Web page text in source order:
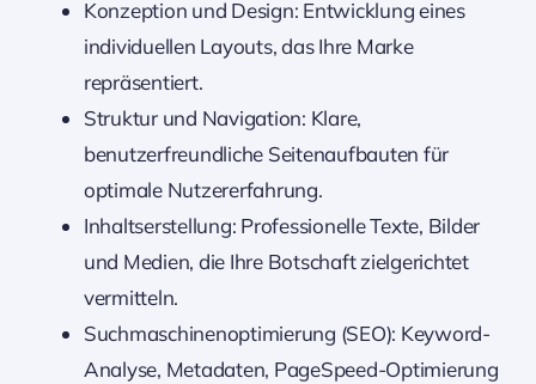
Konzeption und Design: Entwicklung eines
individuellen Layouts, das Ihre Marke
repräsentiert.
Struktur und Navigation: Klare,
benutzerfreundliche Seitenaufbauten für
optimale Nutzererfahrung.
Inhaltserstellung: Professionelle Texte, Bilder
und Medien, die Ihre Botschaft zielgerichtet
vermitteln.
Suchmaschinenoptimierung (SEO): Keyword-
Analyse, Metadaten, PageSpeed-Optimierung